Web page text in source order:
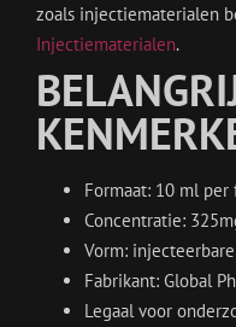
zoals injectiematerialen
Injectiematerialen.
Formaat: 10 ml per
Concentratie:
Vorm:
Fabrikant: Global
Legaal voor